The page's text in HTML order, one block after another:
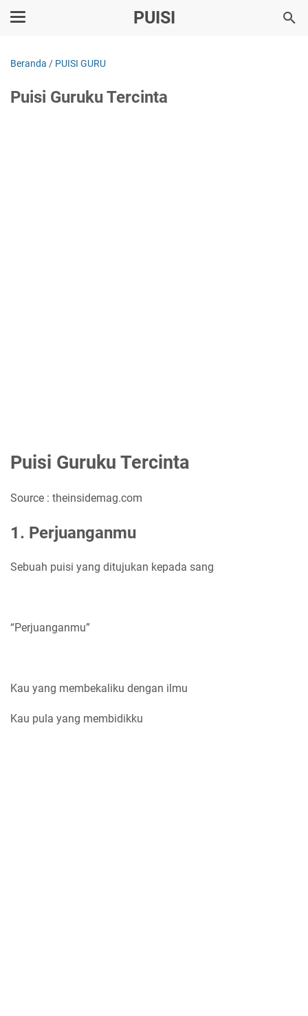
PUISI
Beranda / PUISI GURU
Puisi Guruku Tercinta
Puisi Guruku Tercinta
Source : theinsidemag.com
1. Perjuanganmu
Sebuah puisi yang ditujukan kepada sang
“Perjuanganmu”
Kau yang membekaliku dengan ilmu
Kau pula yang membidikku